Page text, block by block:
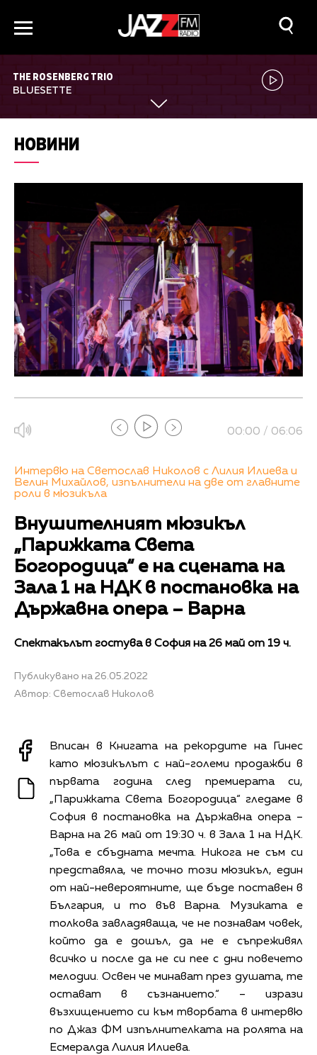
THE ROSENBERG TRIO
BLUESETTE
НОВИНИ
00:00 / 06:06
Интервю на Светослав Николов с Лилия Илиева и
Велин Михайлов, изпълнители на две от главните
роли в мюзикъла
Внушителният мюзикъл
„Парижката Света
Богородица“ е на сцената на
Зала 1 на НДК в постановка на
Държавна опера – Варна
Спектакълът гостува в София на 26 май от 19 ч.
Публикувано на 26.05.2022
Автор: Светослав Николов
Вписан в Книгата на рекордите на Гинес
като мюзикълът с най-големи продажби в
първата година след премиерата си,
„Парижката Света Богородица“ гледаме в
София в постановка на Държавна опера –
Варна на 26 май от 19:30 ч. в Зала 1 на НДК.
„Това е сбъдната мечта. Никога не съм си
представяла, че точно този мюзикъл, един
от най-невероятните, ще бъде поставен в
България, и то във Варна. Музиката е
толкова завладяваща, че не познавам човек,
който да е дошъл, да не е съпреживял
всичко и после да не си пее с дни повечето
мелодии. Освен че минават през душата, те
остават в съзнанието.“ – изрази
възхищението си към творбата в интервю
по Джаз ФМ изпълнителката на ролята на
Есмералда Лилия Илиева.